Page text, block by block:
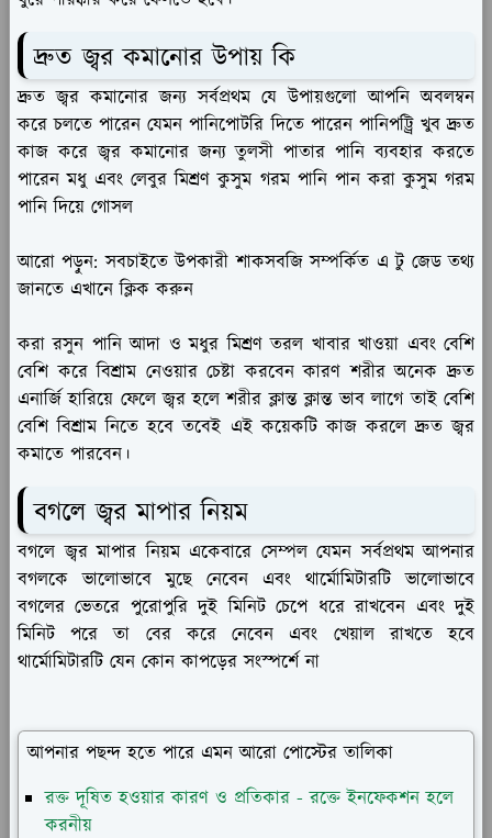
দ্রুত জ্বর কমানোর উপায় কি
দ্রুত জ্বর কমানোর জন্য সর্বপ্রথম যে উপায়গুলো আপনি অবলম্বন
করে চলতে পারেন যেমন পানিপোটরি দিতে পারেন পানিপট্ট্রি খুব দ্রুত
কাজ করে জ্বর কমানোর জন্য তুলসী পাতার পানি ব্যবহার করতে
পারেন মধু এবং লেবুর মিশ্রণ কুসুম গরম পানি পান করা কুসুম গরম
পানি দিয়ে গোসল
আরো পড়ুন: সবচাইতে উপকারী শাকসবজি সম্পর্কিত এ টু জেড তথ্য
জানতে এখানে ক্লিক করুন
করা রসুন পানি আদা ও মধুর মিশ্রণ তরল খাবার খাওয়া এবং বেশি
বেশি করে বিশ্রাম নেওয়ার চেষ্টা করবেন কারণ শরীর অনেক দ্রুত
এনার্জি হারিয়ে ফেলে জ্বর হলে শরীর ক্লান্ত ক্লান্ত ভাব লাগে তাই বেশি
বেশি বিশ্রাম নিতে হবে তবেই এই কয়েকটি কাজ করলে দ্রুত জ্বর
কমাতে পারবেন।
বগলে জ্বর মাপার নিয়ম
বগলে জ্বর মাপার নিয়ম একেবারে সেম্পল যেমন সর্বপ্রথম আপনার
বগলকে ভালোভাবে মুছে নেবেন এবং থার্মোমিটারটি ভালোভাবে
বগলের ভেতরে পুরোপুরি দুই মিনিট চেপে ধরে রাখবেন এবং দুই
মিনিট পরে তা বের করে নেবেন এবং খেয়াল রাখতে হবে
থার্মোমিটারটি যেন কোন কাপড়ের সংস্পর্শে না
আপনার পছন্দ হতে পারে এমন আরো পোস্টের তালিকা
রক্ত দূষিত হওয়ার কারণ ও প্রতিকার - রক্তে ইনফেকশন হলে
করনীয়